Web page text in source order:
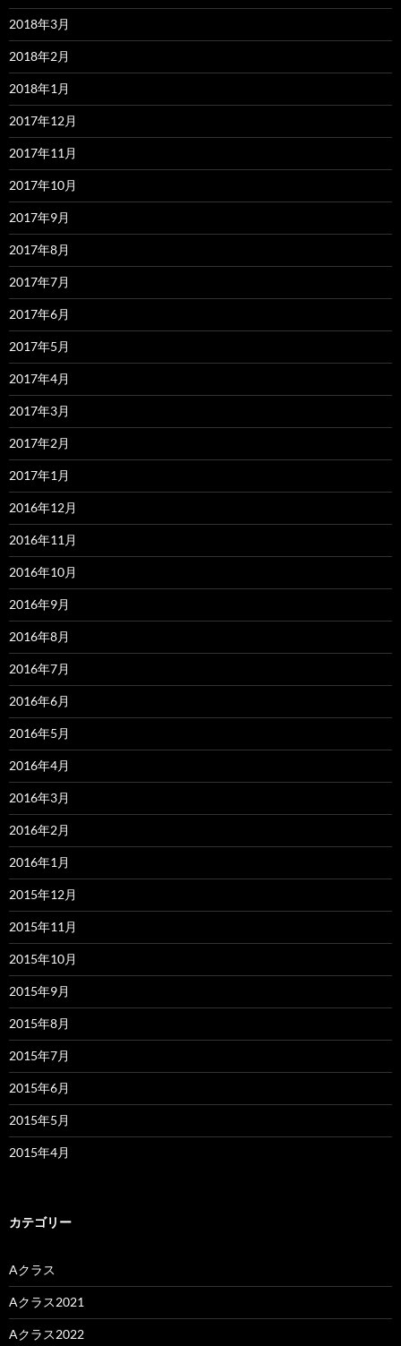
2018年3月
2018年2月
2018年1月
2017年12月
2017年11月
2017年10月
2017年9月
2017年8月
2017年7月
2017年6月
2017年5月
2017年4月
2017年3月
2017年2月
2017年1月
2016年12月
2016年11月
2016年10月
2016年9月
2016年8月
2016年7月
2016年6月
2016年5月
2016年4月
2016年3月
2016年2月
2016年1月
2015年12月
2015年11月
2015年10月
2015年9月
2015年8月
2015年7月
2015年6月
2015年5月
2015年4月
カテゴリー
Aクラス
Aクラス2021
Aクラス2022